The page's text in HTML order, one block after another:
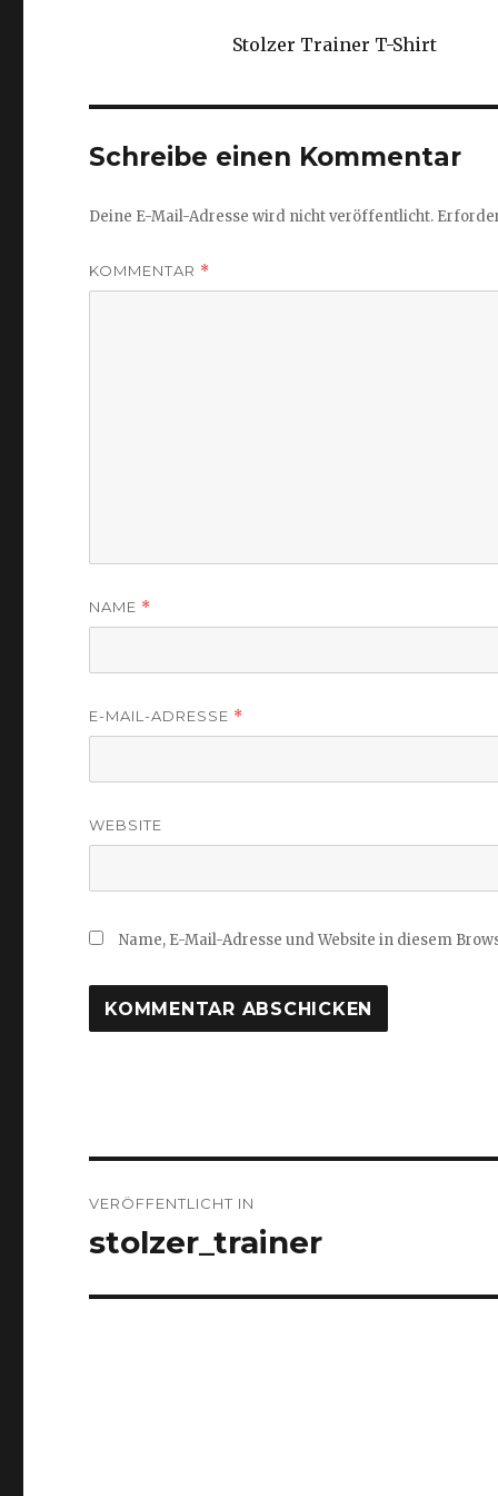
Stolzer Trainer T-Shirt
Schreibe einen Kommentar
Deine E-Mail-Adresse wird nicht veröffentlicht.
KOMMENTAR *
NAME *
E-MAIL-ADRESSE *
WEBSITE
Name, E-Mail-Adresse und Website in diesem
VERÖFFENTLICHT IN
stolzer_trainer